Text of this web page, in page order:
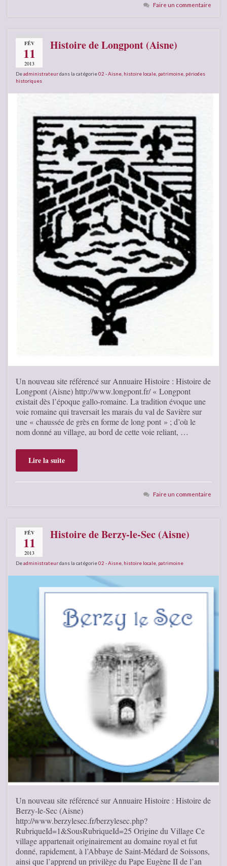
Faire un commentaire
FÉV
11
2013
Histoire de Longpont (Aisne)
Deadministrateurdans la catégorie02 - Aisne histoire locale patrimoine périodes
historiques
Un nouveau site référencé sur Annuaire Histoire : Histoire de
Longpont (Aisne) http://www.longpont.fr/ « Longpont
existait dès l’époque gallo-romaine. La tradition évoque une
voie romaine qui traversait les marais du val de Savière sur
une « chaussée de grès en forme de long pont » ; d’où le
nom donné au village, au bord de cette voie reliant, …
Lire la suite
Faire un commentaire
FÉV
11
2013
Histoire de Berzy-le-Sec (Aisne)
Deadministrateurdans la catégorie02 - Aisne histoire locale patrimoine
Un nouveau site référencé sur Annuaire Histoire : Histoire de
Berzy-le-Sec (Aisne)
http://www.berzylesec.fr/berzylesec.php?
RubriqueId=1&SousRubriqueId=25 Origine du Village Ce
village appartenait originairement au domaine royal et fut
donné, rapidement, à l’Abbaye de Saint-Médard de Soissons,
ainsi que l’apprend un privilège du Pape Eugène II de l’an